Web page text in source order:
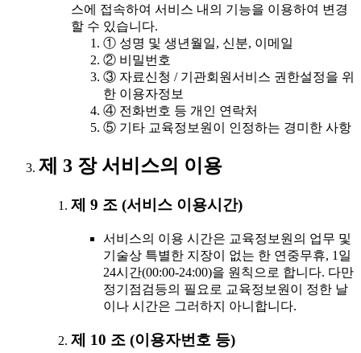
스에 접속하여 서비스 내의 기능을 이용하여 변경
할 수 있습니다.
① 성명 및 생년월일, 신분, 이메일
② 비밀번호
③ 자료신청 / 기관회원서비스 권한설정을 위
한 이용자정보
④ 전화번호 등 개인 연락처
⑤ 기타 교육정보원이 인정하는 경미한 사항
제 3 장 서비스의 이용
제 9 조 (서비스 이용시간)
서비스의 이용 시간은 교육정보원의 업무 및
기술상 특별한 지장이 없는 한 연중무휴, 1일
24시간(00:00-24:00)을 원칙으로 합니다. 다만
정기점검등의 필요로 교육정보원이 정한 날
이나 시간은 그러하지 아니합니다.
제 10 조 (이용자번호 등)